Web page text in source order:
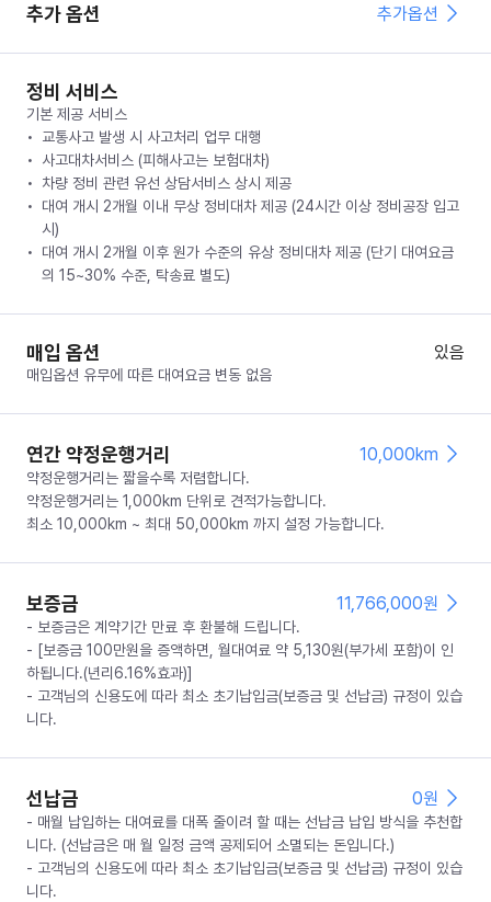
추가 옵션 추가옵션
정비 서비스
기본 제공 서비스
교통사고 발생 시 사고처리 업무 대행
사고대차서비스 (피해사고는 보험대차)
차량 정비 관련 유선 상담서비스 상시 제공
대여 개시 2개월 이내 무상 정비대차 제공 (24시간 이상 정비공장 입고
시)
대여 개시 2개월 이후 원가 수준의 유상 정비대차 제공 (단기 대여요금
의 15~30% 수준, 탁송료 별도)
매입 옵션 있음
매입옵션 유무에 따른 대여요금 변동 없음
연간 약정운행거리 10,000km
약정운행거리는 짧을수록 저렴합니다.
약정운행거리는 1,000km 단위로 견적가능합니다.
최소 10,000km ~ 최대 50,000km 까지 설정 가능합니다.
보증금 11,766,000원
- 보증금은 계약기간 만료 후 환불해 드립니다.
- [보증금 100만원을 증액하면, 월대여료 약 5,130원(부가세 포함)이 인
하됩니다.(년리6.16%효과)]
- 고객님의 신용도에 따라 최소 초기납입금(보증금 및 선납금) 규정이 있습
니다.
선납금 0원
- 매월 납입하는 대여료를 대폭 줄이려 할 때는 선납금 납입 방식을 추천합
니다. (선납금은 매 월 일정 금액 공제되어 소멸되는 돈입니다.)
- 고객님의 신용도에 따라 최소 초기납입금(보증금 및 선납금) 규정이 있습
니다.